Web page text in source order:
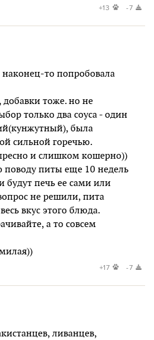
+13 -7
то попробовала
тоже. но не
только два соуса - один
была
сильной горечью.
пресно и слишком кошерно))
поводу питы еще 10 недель
будут печь ее сами или
не решили, пита
вкус этого блюда.
а то совсем
+17 -7
ливанцев,